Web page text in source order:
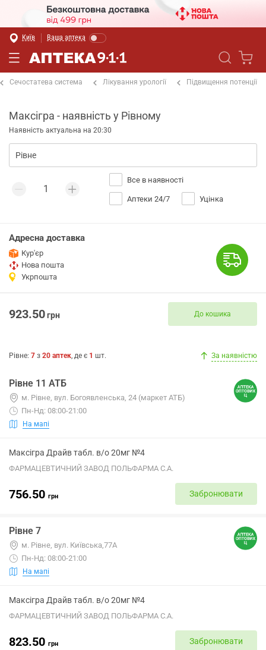
Київ Ваша аптека
Сечостатева система Лікування урології Підвищення потенції
Максігра - наявність у Рівному
Наявність актуальна на 20:30
Все в наявності
Аптеки 24/7 Уцінка
Адресна доставка
Кур'єр
Нова пошта
Укрпошта
923.50грн До кошика
Рівне: 7 з 20 аптек, де є 1 шт. За наявністю
Рівне 11 АТБ
м. Рівне, вул. Богоявленська, 24 (маркет АТБ)
Пн-Нд: 08:00-21:00
На мапі
Максігра Драйв табл. в/о 20мг №4
ФАРМАЦЕВТИЧНИЙ ЗАВОД ПОЛЬФАРМА С.А.
756.50 грн Забронювати
Рівне 7
м. Рівне, вул. Київська,77А
Пн-Нд: 08:00-21:00
На мапі
Максігра Драйв табл. в/о 20мг №4
ФАРМАЦЕВТИЧНИЙ ЗАВОД ПОЛЬФАРМА С.А.
823.50 грн Забронювати